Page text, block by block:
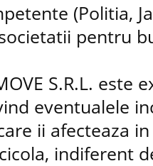
(Politia,
pentru
S.R.L. este
eventualele
ii afecteaza
indiferent